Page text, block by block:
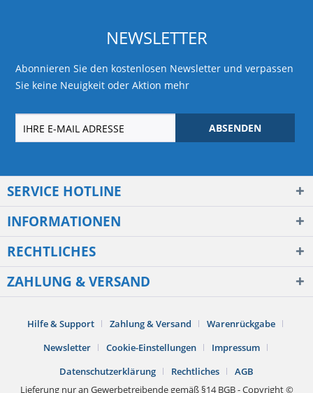
NEWSLETTER
Abonnieren Sie den kostenlosen Newsletter und verpassen
Sie keine Neuigkeit oder Aktion mehr
ABSENDEN
SERVICE HOTLINE
INFORMATIONEN
RECHTLICHES
ZAHLUNG & VERSAND
Hilfe & Support Zahlung & Versand
Warenrückgabe
Newsletter
Cookie-Einstellungen
Impressum
Datenschutzerklärung
Rechtliches
AGB
Lieferung nur an Gewerbetreibende gemäß §14 BGB - Copyright ©